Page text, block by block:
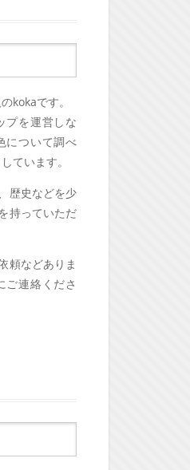
kokaです。
プを運営しな
について調べ
ています。
歴史などを少
持っていただ
頼などありま
ご連絡くださ